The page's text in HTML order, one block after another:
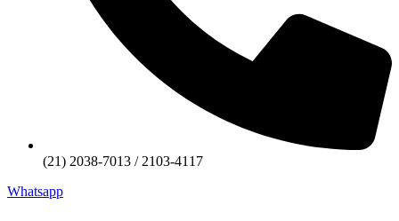
(21) 2038-7013 / 2103-4117
Whatsapp